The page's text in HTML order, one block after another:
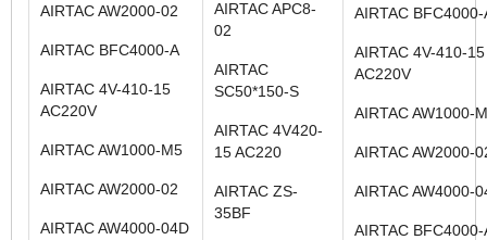
AIRTAC AW2000-02
AIRTAC BFC4000-A
AIRTAC 4V-410-15
AC220V
AIRTAC AW1000-M5
AIRTAC AW2000-02
AIRTAC AW4000-04D
AIRTAC APC8-
02
AIRTAC
SC50*150-S
AIRTAC 4V420-
15 AC220
AIRTAC ZS-
35BF
AIRTAC BFC4000-
AIRTAC 4V-410-15
AC220V
AIRTAC AW1000-
AIRTAC AW2000-
AIRTAC AW4000-
AIRTAC BFC4000-